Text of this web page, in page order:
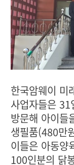
한국암웨이 미
사업자들은 31
방문해 아이들
생필품(480만
이들은 아동양
100인분의 닭